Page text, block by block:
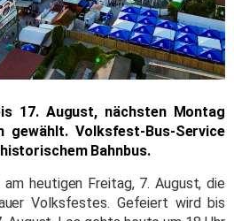
17. August, nächsten Montag
gewählt. Volksfest-Bus-Service
Bahnbus.
heutigen Freitag, 7. August, die
Volksfestes. Gefeiert wird bis